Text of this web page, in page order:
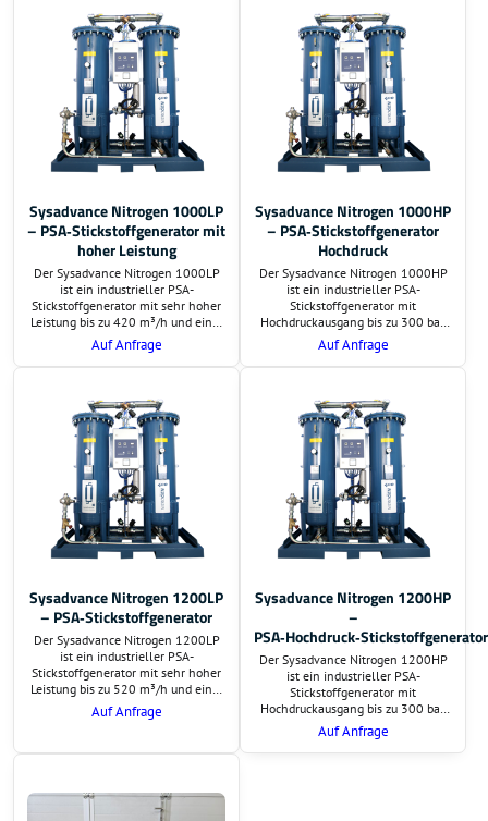
weitere Branchen.
weitere Branchen.
Sysadvance Nitrogen 1000LP
– PSA‑Stickstoffgenerator mit
hoher Leistung
Der Sysadvance Nitrogen 1000LP
ist ein industrieller PSA-
Stickstoffgenerator mit sehr hoher
Leistung bis zu 420 m³/h und einer
Reinheit bis zu 99,999 %. Die LP-
Version liefert Stickstoff bei
niedrigem Ausgangsdruck und
Lebensmittelindustrie, Verpackung,
Elektronik und weitere
Anwendungen.
Auf Anfrage
Sysadvance Nitrogen 1000HP
– PSA‑Stickstoffgenerator
Hochdruck
Der Sysadvance Nitrogen 1000HP
ist ein industrieller PSA-
Stickstoffgenerator mit
Hochdruckausgang bis zu 300 bar,
einer Leistung von bis zu 420 m³/h
und einer Reinheit bis zu 99,999 %.
Ideal für Laseranwendungen,
Hochdruckprozesse.
Auf Anfrage
Sysadvance Nitrogen 1200LP
– PSA‑Stickstoffgenerator
Der Sysadvance Nitrogen 1200LP
ist ein industrieller PSA-
Stickstoffgenerator mit sehr hoher
Leistung bis zu 520 m³/h und einer
Reinheit bis zu 99,999 %. Die LP-
Version liefert Stickstoff bei
eignet sich ideal für
Anwendungen.
Auf Anfrage
Sysadvance Nitrogen 1200HP
–
PSA‑Hochdruck‑Stickstoffgenerator
Der Sysadvance Nitrogen 1200HP
ist ein industrieller PSA-
Stickstoffgenerator mit
Hochdruckausgang bis zu 300 bar,
einer Leistung von bis zu 520 m³/h
und einer Reinheit bis zu 99,999 %.
Ideal für Laseranwendungen,
Auf Anfrage